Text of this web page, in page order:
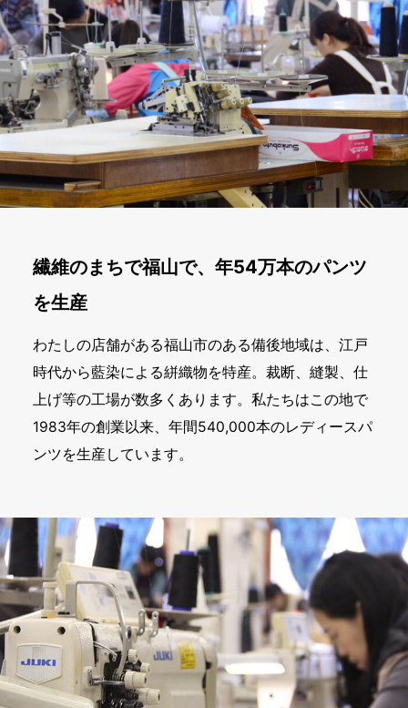
繊維のまちで福山で、年54万本のパンツ
を生産
わたしの店舗がある福山市のある備後地域は、江戸
時代から藍染による絣織物を特産。裁断、縫製、仕
上げ等の工場が数多くあります。私たちはこの地で
1983年の創業以来、年間540,000本のレディースパ
ンツを生産しています。